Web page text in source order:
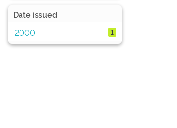
Date issued
2000
1